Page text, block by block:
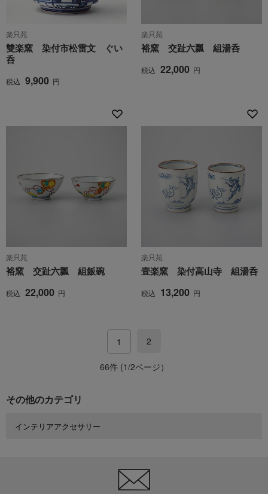
楽只苑
雙楽窯 染付市松雷文 ぐい
呑
税込 9,900 円
楽只苑
裕窯 交趾六瓢 組湯呑
税込 22,000 円
楽只苑
裕窯 交趾六瓢 組飯碗
税込 22,000 円
楽只苑
壹楽窯 染付高山寺 組湯呑
税込 13,200 円
1 2
66件 (1/2ページ）
その他のカテゴリ
インテリアアクセサリー